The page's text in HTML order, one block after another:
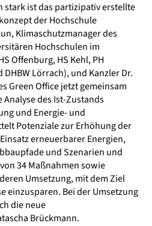
stark ist das partizipativ erstellte
der Hochschule
Klimaschutzmanager des
Hochschulen im
Offenburg, HS Kehl, PH
Lörrach), und Kanzler Dr.
Green Office jetzt gemeinsam
des Ist-Zustands
und Energie- und
Potenziale zur Erhöhung der
erneuerbarer Energien,
und Szenarien und
34 Maßnahmen sowie
Umsetzung, mit dem Ziel
einzusparen. Bei der Umsetzung
die neue
Brückmann.